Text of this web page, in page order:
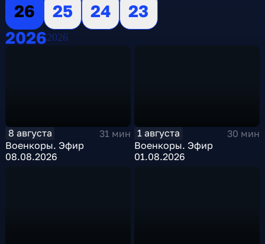
26
25 24
23
20262026
8 августа
31 мин
Военкоры. Эфир
08.08.2026
1 августа
30 мин
Военкоры. Эфир
01.08.2026